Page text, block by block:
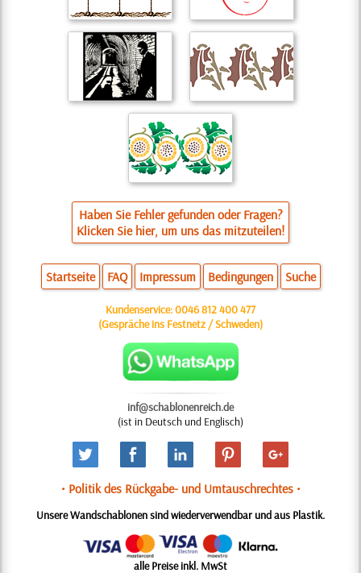
Haben Sie Fehler gefunden oder Fragen?
Klicken Sie hier, um uns das mitzuteilen!
Startseite FAQ Impressum Bedingungen Suche
Kundenservice:0046 812 400 477
(Gespräche ins Festnetz / Schweden)
inf@schablonenreich.de
(ist in Deutsch und Englisch)
• Politik des Rückgabe- und Umtauschrechtes •
Unsere Wandschablonen sind wiederverwendbar und aus Plastik.
alle Preise inkl. MwSt